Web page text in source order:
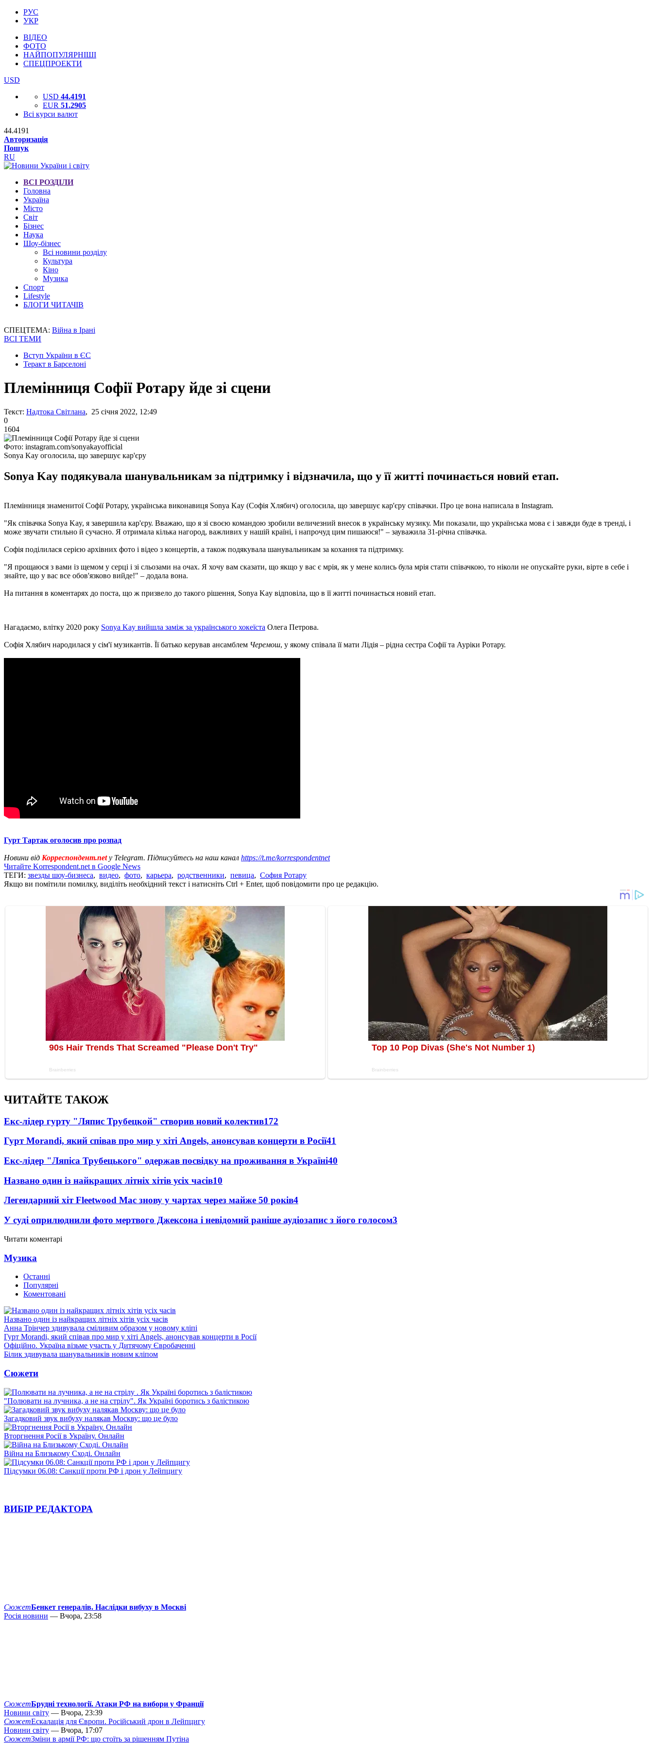
РУС
УКР
ВІДЕО
ФОТО
НАЙПОПУЛЯРНІШІ
СПЕЦПРОЕКТИ
USD
USD 44.4191
EUR 51.2905
Всі курси валют
44.4191
Авторизація
Пошук
RU
ВСІ РОЗДІЛИ
Головна
Україна
Місто
Світ
Бізнес
Наука
Шоу-бізнес
Всі новини розділу
Культура
Кіно
Музика
Спорт
Lifestyle
БЛОГИ ЧИТАЧІВ
СПЕЦТЕМА: Війна в Ірані
ВСІ ТЕМИ
Вступ України в ЄС
Теракт в Барселоні
Племінниця Софії Ротару йде зі сцени
Текст: Надтока Світлана, 25 січня 2022, 12:49
0
1604
Фото: instagram.com/sonyakayofficial
Sonya Kay оголосила, що завершує кар'єру
Sonya Kay подякувала шанувальникам за підтримку і відзначила, що у її житті починається новий етап.
Племінниця знаменитої Софії Ротару, українська виконавиця Sonya Kay (Софія Хлябич) оголосила, що завершує кар'єру співачки. Про це вона написала в Instagram.
"Як співачка Sonya Kay, я завершила кар'єру. Вважаю, що я зі своєю командою зробили величезний внесок в українську музику. Ми показали, що українська мова є і завжди буде в тренді, і
може звучати стильно й сучасно. Я отримала кілька нагород, важливих у нашій країні, і напрочуд цим пишаюся!" – зауважила 31-річна співачка.
Софія поділилася серією архівних фото і відео з концертів, а також подякувала шанувальникам за кохання та підтримку.
"Я прощаюся з вами із щемом у серці і зі сльозами на очах. Я хочу вам сказати, що якщо у вас є мрія, як у мене колись була мрія стати співачкою, то ніколи не опускайте руки, вірте в себе і
знайте, що у вас все обов'язково вийде!" – додала вона.
На питання в коментарях до поста, що ж призвело до такого рішення, Sonya Kay відповіла, що в її житті починається новий етап.
Нагадаємо, влітку 2020 року Sonya Kay вийшла заміж за українського хокеїста Олега Петрова.
Софія Хлябич народилася у сім'ї музикантів. Її батько керував ансамблем Черемош, у якому співала її мати Лідія – рідна сестра Софії та Ауріки Ротару.
Гурт Тартак оголосив про розпад
Новини від Корреспондент.netу Telegram. Підписуйтесь на наш канал https://t.me/korrespondentnet
Читайте Korrespondent.net в Google News
ТЕГИ: звезды шоу-бизнеса, видео, фото, карьера, родственники, певица, София Ротару
Якщо ви помітили помилку, виділіть необхідний текст і натисніть Ctrl + Enter, щоб повідомити про це редакцію.
ЧИТАЙТЕ ТАКОЖ
Екс-лідер гурту "Ляпис Трубецкой" створив новий колектив172
Гурт Morandi, який співав про мир у хіті Angels, анонсував концерти в Росії41
Екс-лідер "Ляпіса Трубецького" одержав посвідку на проживання в Україні40
Названо один із найкращих літніх хітів усіх часів10
Легендарний хіт Fleetwood Mac знову у чартах через майже 50 років4
У суді оприлюднили фото мертвого Джексона і невідомий раніше аудіозапис з його голосом3
Читати коментарі
Музика
Останні
Популярні
Коментовані
Названо один із найкращих літніх хітів усіх часів
Анна Трінчер здивувала сміливим образом у новому кліпі
Гурт Morandi, який співав про мир у хіті Angels, анонсував концерти в Росії
Офіційно. Україна візьме участь у Дитячому Євробаченні
Білик здивувала шанувальників новим кліпом
Сюжети
"Полювати на лучника, а не на стрілу". Як Україні боротись з балістикою
Загадковий звук вибуху налякав Москву: що це було
Вторгнення Росії в Україну. Онлайн
Війна на Близькому Сході. Онлайн
Підсумки 06.08: Санкції проти РФ і дрон у Лейпцигу
ВИБІР РЕДАКТОРА
СюжетБенкет генералів. Наслідки вибуху в Москві
Росія новини — Вчора, 23:58
СюжетБрудні технології. Атаки РФ на вибори у Франції
Новини світу — Вчора, 23:39
СюжетЕскалація для Європи. Російський дрон в Лейпцигу
Новини світу — Вчора, 17:07
СюжетЗміни в армії РФ: що стоїть за рішенням Путіна